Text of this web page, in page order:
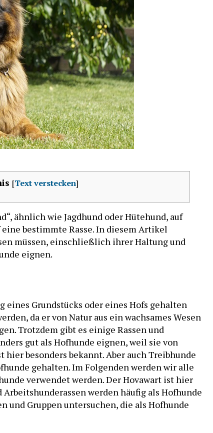
[Text verstecken]
ähnlich wie Jagdhund oder Hütehund, auf
bestimmte Rasse. In diesem Artikel
müssen, einschließlich ihrer Haltung und
eignen.
Grundstücks oder eines Hofs gehalten
da er von Natur aus ein wachsames Wesen
Trotzdem gibt es einige Rassen und
gut als Hofhunde eignen, weil sie von
besonders bekannt. Aber auch Treibhunde
gehalten. Im Folgenden werden wir alle
verwendet werden. Der Hovawart ist hier
werden häufig als Hofhunde
und Gruppen untersuchen, die als Hofhunde